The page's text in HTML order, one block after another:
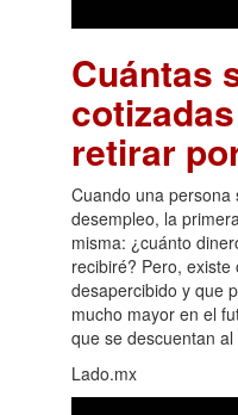
Cuántas
retirar
Cuando una
desempleo, la
misma: ¿cuánto
recibiré? Pero,
desapercibido y que
mucho mayor en el
que se descuentan
Lado.mx